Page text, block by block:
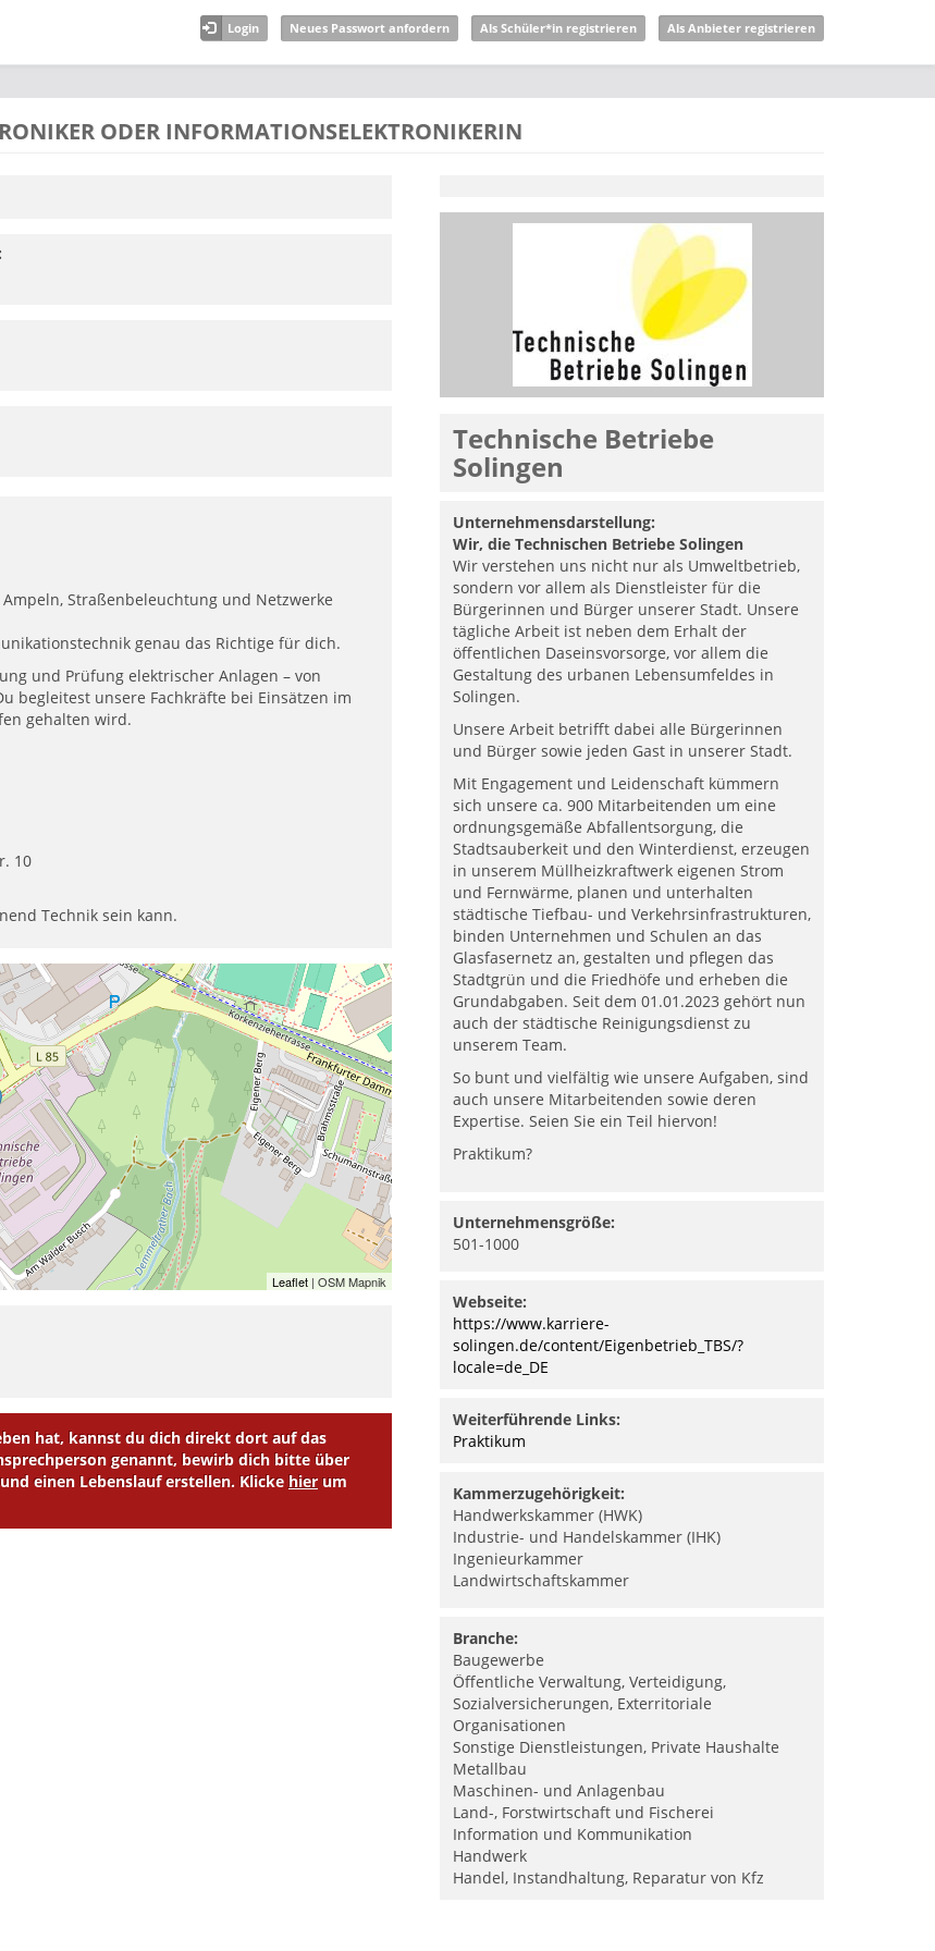
Login Neues Passwort anfordern Als Schüler*in registrieren Als Anbieter registrieren
ODER INFORMATIONSELEKTRONIKERIN
Straßenbeleuchtung und Netzwerke
genau das Richtige für dich.
und Prüfung elektrischer Anlagen – von
begleitest unsere Fachkräfte bei Einsätzen im
gehalten wird.
10
Technik sein kann.
Leaflet | OSM Mapnik
hat, kannst du dich direkt dort auf das
genannt, bewirb dich bitte über
einen Lebenslauf erstellen. Klicke hier um
Technische Betriebe
Solingen
Unternehmensdarstellung:
Wir, die Technischen Betriebe Solingen
Wir verstehen uns nicht nur als Umweltbetrieb,
sondern vor allem als Dienstleister für die
Bürgerinnen und Bürger unserer Stadt. Unsere
tägliche Arbeit ist neben dem Erhalt der
öffentlichen Daseinsvorsorge, vor allem die
Gestaltung des urbanen Lebensumfeldes in
Solingen.
Unsere Arbeit betrifft dabei alle Bürgerinnen
und Bürger sowie jeden Gast in unserer Stadt.
Mit Engagement und Leidenschaft kümmern
sich unsere ca. 900 Mitarbeitenden um eine
ordnungsgemäße Abfallentsorgung, die
Stadtsauberkeit und den Winterdienst, erzeugen
in unserem Müllheizkraftwerk eigenen Strom
und Fernwärme, planen und unterhalten
städtische Tiefbau- und Verkehrsinfrastrukturen,
binden Unternehmen und Schulen an das
Glasfasernetz an, gestalten und pflegen das
Stadtgrün und die Friedhöfe und erheben die
Grundabgaben. Seit dem 01.01.2023 gehört nun
auch der städtische Reinigungsdienst zu
unserem Team.
So bunt und vielfältig wie unsere Aufgaben, sind
auch unsere Mitarbeitenden sowie deren
Expertise. Seien Sie ein Teil hiervon!
Praktikum?
Unternehmensgröße:
501-1000
Webseite:
https://www.karriere-
solingen.de/content/Eigenbetrieb_TBS/?
locale=de_DE
Weiterführende Links:
Praktikum
Kammerzugehörigkeit:
Handwerkskammer (HWK)
Industrie- und Handelskammer (IHK)
Ingenieurkammer
Landwirtschaftskammer
Branche:
Baugewerbe
Öffentliche Verwaltung, Verteidigung,
Sozialversicherungen, Exterritoriale
Organisationen
Sonstige Dienstleistungen, Private Haushalte
Metallbau
Maschinen- und Anlagenbau
Land-, Forstwirtschaft und Fischerei
Information und Kommunikation
Handwerk
Handel, Instandhaltung, Reparatur von Kfz